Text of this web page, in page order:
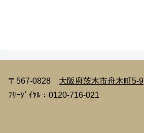
〒567-0828 大阪府茨木市舟木町5-9
ﾌﾘｰﾀﾞｲﾔﾙ：0120-716-021